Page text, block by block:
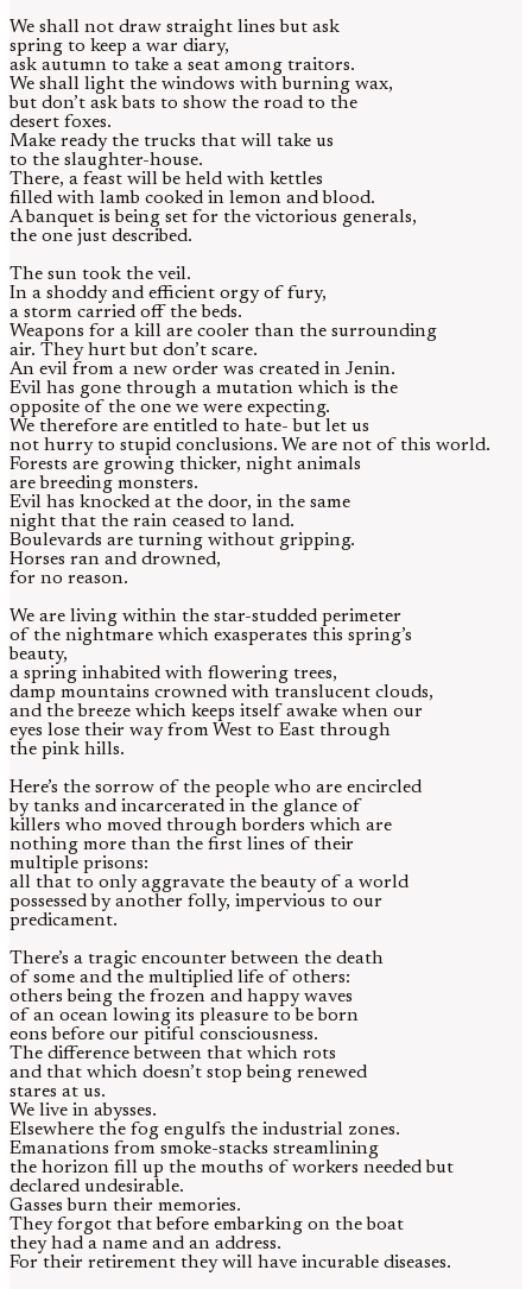
We shall not draw straight lines but ask
spring to keep a war diary,
ask autumn to take a seat among traitors.
We shall light the windows with burning wax,
but don’t ask bats to show the road to the
desert foxes.
Make ready the trucks that will take us
to the slaughter-house.
There, a feast will be held with kettles
filled with lamb cooked in lemon and blood.
A banquet is being set for the victorious generals,
the one just described.
The sun took the veil.
In a shoddy and efficient orgy of fury,
a storm carried off the beds.
Weapons for a kill are cooler than the surrounding
air. They hurt but don’t scare.
An evil from a new order was created in Jenin.
Evil has gone through a mutation which is the
opposite of the one we were expecting.
We therefore are entitled to hate- but let us
not hurry to stupid conclusions. We are not of this world.
Forests are growing thicker, night animals
are breeding monsters.
Evil has knocked at the door, in the same
night that the rain ceased to land.
Boulevards are turning without gripping.
Horses ran and drowned,
for no reason.
We are living within the star-studded perimeter
of the nightmare which exasperates this spring’s
beauty,
a spring inhabited with flowering trees,
damp mountains crowned with translucent clouds,
and the breeze which keeps itself awake when our
eyes lose their way from West to East through
the pink hills.
Here’s the sorrow of the people who are encircled
by tanks and incarcerated in the glance of
killers who moved through borders which are
nothing more than the first lines of their
multiple prisons:
all that to only aggravate the beauty of a world
possessed by another folly, impervious to our
predicament.
There’s a tragic encounter between the death
of some and the multiplied life of others:
others being the frozen and happy waves
of an ocean lowing its pleasure to be born
eons before our pitiful consciousness.
The difference between that which rots
and that which doesn’t stop being renewed
stares at us.
We live in abysses.
Elsewhere the fog engulfs the industrial zones.
Emanations from smoke-stacks streamlining
the horizon fill up the mouths of workers needed but
declared undesirable.
Gasses burn their memories.
They forgot that before embarking on the boat
they had a name and an address.
For their retirement they will have incurable diseases.